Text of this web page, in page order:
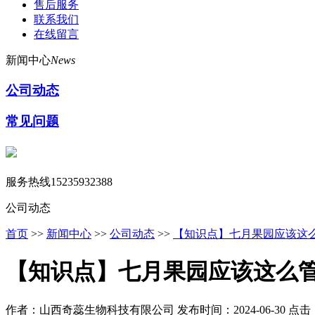
售后服务
联系我们
在线留言
新闻中心News
公司动态
常见问题
服务热线15235932388
公司动态
首页 >> 新闻中心 >> 公司动态 >> 【知识点】七月果园应该这
【知识点】七月果园应该这么
作者：山西奇蕊生物科技有限公司 发布时间：2024-06-30 点击